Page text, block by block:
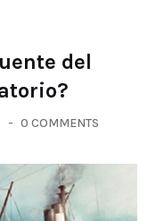
del
0 COMMENTS